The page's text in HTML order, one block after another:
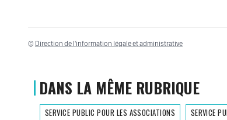
© Direction de l'information légale et administrative
DANS LA MÊME RUBRIQUE
SERVICE PUBLIC POUR LES ASSOCIATIONS SERVICE